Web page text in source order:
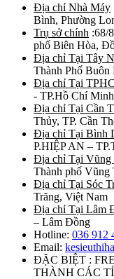
Địa chỉ Nhà Máy
Bình, Phường
Trụ sở chính :68/
phố Biên Hòa,
Địa chỉ Tại Tây
Thành Phố
Địa chỉ Tại
- TP.Hồ Chí Minh
Địa chỉ Tại Cần
Thủy, TP. Cần
Địa chỉ Tại Bình
P.HIỆP AN –
Địa chỉ Tại Vũng
Thành phố Vũng
Địa chỉ Tại Sóc
Trăng, Việt Nam
Địa chỉ Tại Lâm
– Lâm Đồng
Hotline: 036 912
Email:
ĐẶC BIỆT :
THÀNH CÁC